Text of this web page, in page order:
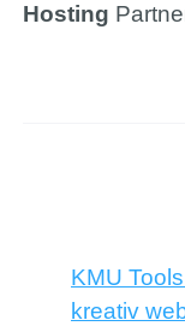
Hosting
KMU
kreativ